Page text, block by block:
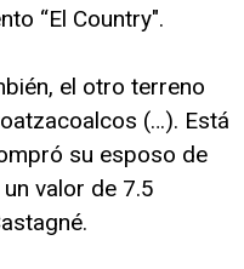
“El Country".
el otro terreno
(…). Está
su esposo de
valor de 7.5